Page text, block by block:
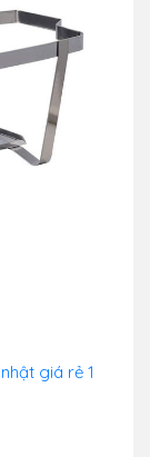
giá rẻ 1